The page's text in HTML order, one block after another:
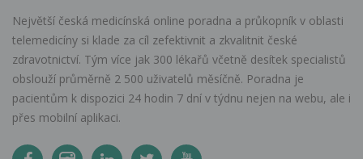
Největší česká medicínská online poradna a průkopník v oblasti
telemedicíny si klade za cíl zefektivnit a zkvalitnit české
zdravotnictví. Tým více jak 300 lékařů včetně desítek specialistů
obslouží průměrně 2 500 uživatelů měsíčně. Poradna je
pacientům k dispozici 24 hodin 7 dní v týdnu nejen na webu, ale i
přes mobilní aplikaci.